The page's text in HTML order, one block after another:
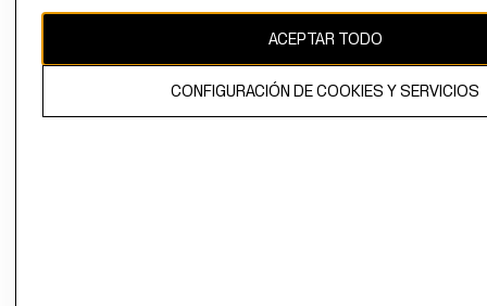
El contenido de esta página web está protegido por copyright y es
propiedad de H&M Hennes & Mauritz AB.
ACEPTAR TODO
CONFIGURACIÓN DE COOKIES Y SERVICIOS